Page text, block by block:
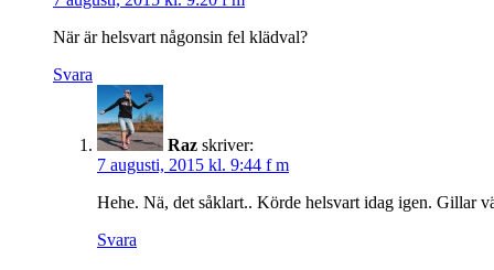
När är helsvart någonsin fel klädval?
Svara
Raz skriver:
7 augusti, 2015 kl. 9:44 f m
Hehe. Nä, det såklart.. Körde helsvart idag igen. Gillar
Svara